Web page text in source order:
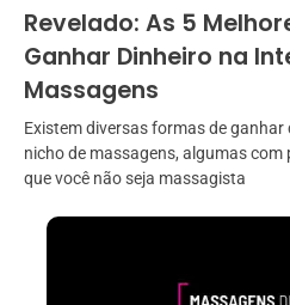
Revelado: As 5
Ganhar Dinheiro na
Massagens
Existem diversas formas de
nicho de massagens, algumas
que você não seja massagista